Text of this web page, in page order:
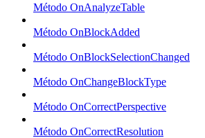
Método OnAnalyzeTable
Método OnBlockAdded
Método OnBlockSelectionChanged
Método OnChangeBlockType
Método OnCorrectPerspective
Método OnCorrectResolution